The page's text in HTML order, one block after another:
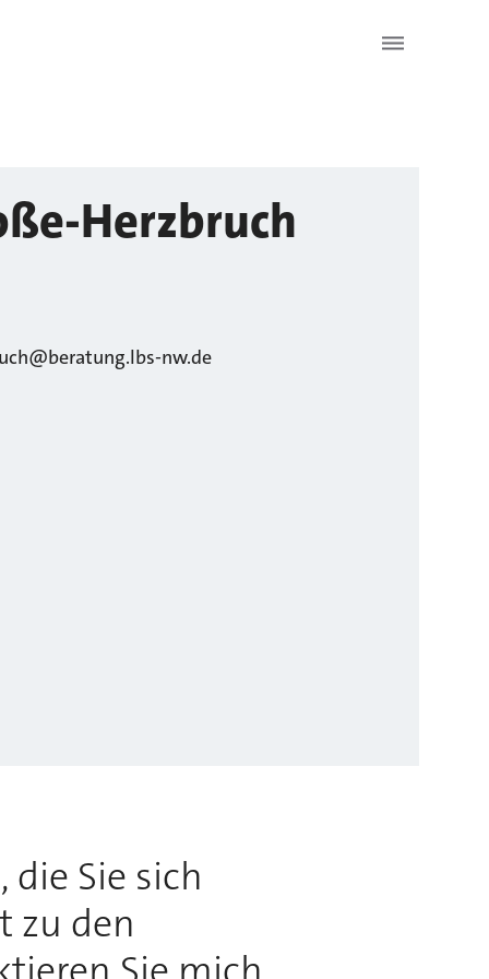
Herzbruch
nw.de
Sie sich
zu den